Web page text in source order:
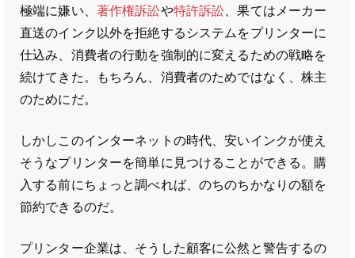
極端に嫌い、 著作権訴訟や特許訴訟、果てはメーカー
直送のインク以外を拒絶するシステムをプリンターに
仕込み、消費者の行動を強制的に変えるための戦略を
続けてきた。もちろん、消費者のためではなく、株主
のためにだ。
しかしこのインターネットの時代、安いインクが使え
そうなプリンターを簡単に見つけることができる。購
入する前にちょっと調べれば、のちのちかなりの額を
節約できるのだ。
プリンター企業は、そうした顧客に公然と警告するの